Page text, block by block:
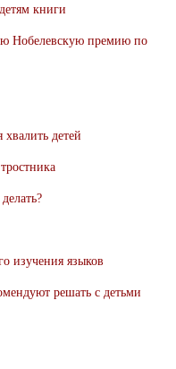
книги
Нобелевскую премию по
хвалить детей
изучения языков
решать с детьми